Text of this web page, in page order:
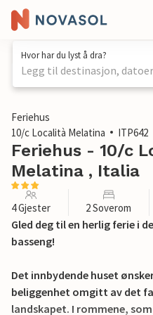
Hvor har du lyst å dra?
Legg til destinasjon,
1 / 25
Feriehus
10/c Località Melatina
ITP642
Feriehus - 10/c
Melatina , Italia
4 Gjester 2 Soverom
Gled deg til en herlig ferie i
basseng!
Det innbydende huset
beliggenhet omgitt av det
landskapet. I rommene,